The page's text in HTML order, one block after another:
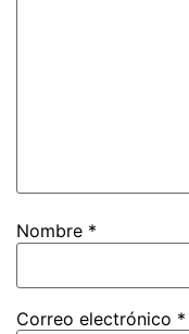
Nombre *
Correo electrónico *